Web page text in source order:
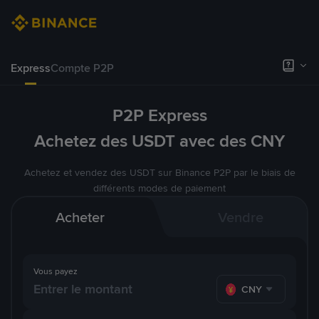
ExpressCompte P2P
P2P Express
Achetez des USDT avec des CNY
Achetez et vendez des USDT sur Binance P2P par le biais de
différents modes de paiement
Acheter
Vous payez
CNY